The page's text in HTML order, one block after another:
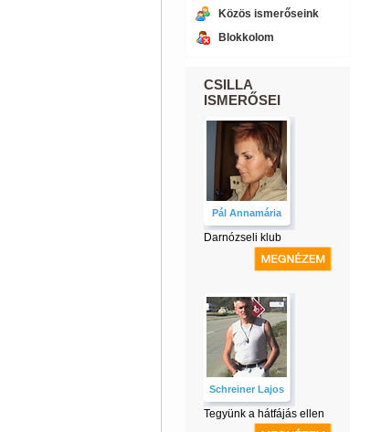
Közös ismerőseink
Blokkolom
CSILLA
ISMERŐSEI
Pál Annamária
Darnózseli klub
Schreiner Lajos
Tegyünk a hátfájás ellen